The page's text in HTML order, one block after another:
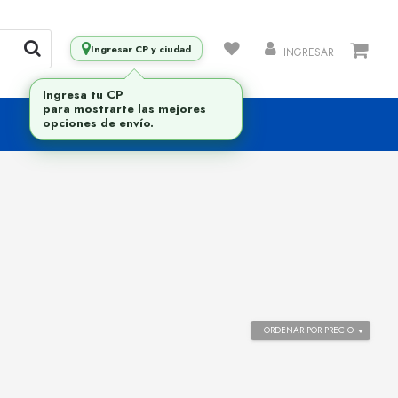
Ingresar CP y ciudad INGRESAR
ORDENAR POR PRECIO